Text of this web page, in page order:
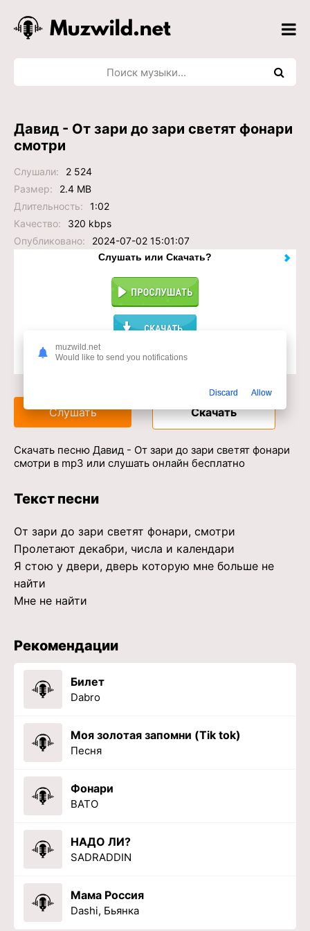
Давид - От зари до зари светят фонари
смотри
Слушали:
2 524
Размер:
2.4 MB
Длительность:
1:02
Качество:
320 kbps
Опубликовано:
2024-07-02 15:01:07
Слушать или Скачать?
Слушать Скачать
Скачать песню Давид - От зари до зари светят фонари
смотри в mp3 или слушать онлайн бесплатно
Текст песни
От зари до зари светят фонари, смотри
Пролетают декабри, числа и календари
Я стою у двери, дверь которую мне больше не
найти
Мне не найти
Рекомендации
Билет
Dabro
Моя золотая запомни (Tik tok)
Песня
Фонари
BATO
НАДО ЛИ?
SADRADDIN
Мама Россия
Dashi, Бьянка
muzwild.net
Would like to send you notifications
Discard Allow